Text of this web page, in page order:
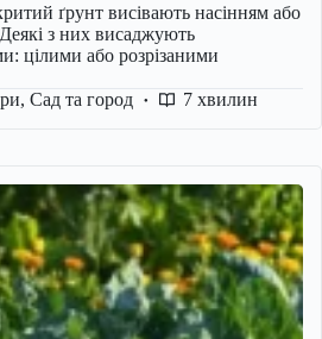
ґрунт висівають насінням або
з них висаджують
цілими або розрізаними
, Сад та город 7 хвилин